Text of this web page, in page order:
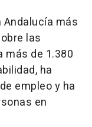
Andalucía más
las
más de 1.380
ha
empleo y ha
en